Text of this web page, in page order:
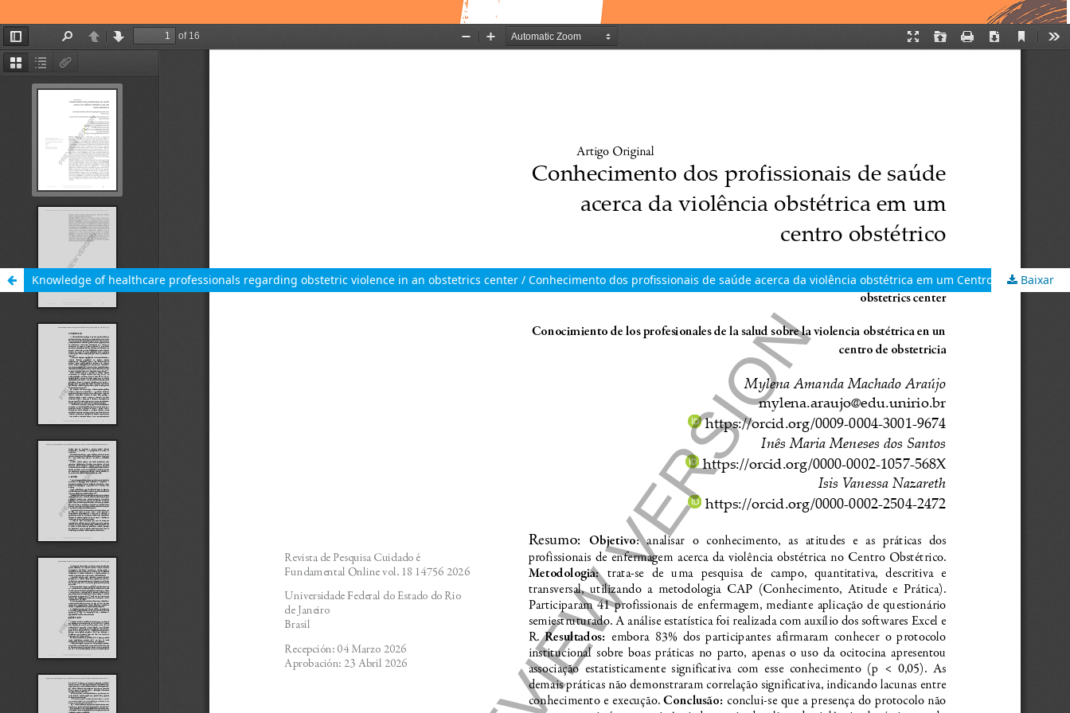
Knowledge of healthcare professionals regarding obstetric violence in an obstetrics center / Conhecimento dos profissionais de saúde acerca da violência obstétrica em um Centro obstétrico
Baixar